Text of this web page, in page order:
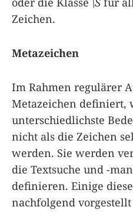
Zeichen.
Metazeichen
Im Rahmen regulärer
Metazeichen definiert,
unterschiedlichste
nicht als die Zeichen
werden. Sie werden
die Textsuche und -
definieren. Einige
nachfolgend